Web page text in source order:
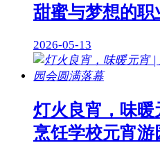
甜蜜与梦想的职
2026-05-13
灯火良宵，味暖
烹饪学校元宵